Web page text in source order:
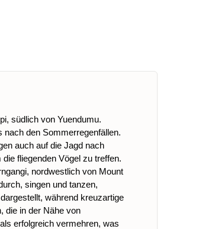
südlich von Yuendumu.
nach den Sommerregenfällen.
auch auf die Jagd nach
fliegenden Vögel zu treffen.
nordwestlich von Mount
singen und tanzen,
während kreuzartige
die in der Nähe von
erfolgreich vermehren, was